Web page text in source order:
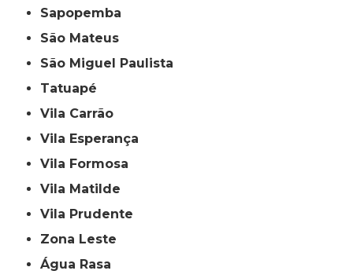
Sapopemba
São Mateus
São Miguel Paulista
Tatuapé
Vila Carrão
Vila Esperança
Vila Formosa
Vila Matilde
Vila Prudente
Zona Leste
Água Rasa